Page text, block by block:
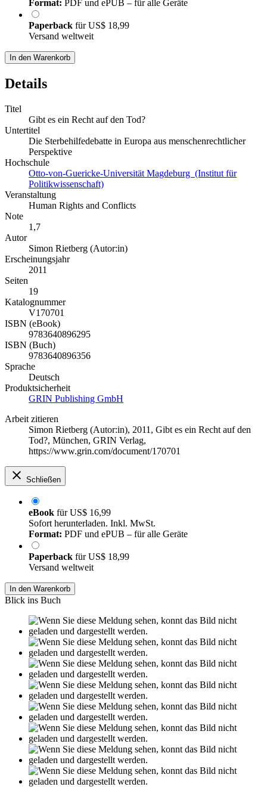
Format: PDF und ePUB – für alle Geräte
Paperback fürUS$ 18,99
Versand weltweit
In den Warenkorb
Details
Titel
Gibt es ein Recht auf den Tod?
Untertitel
Die Sterbehilfedebatte in Europa aus menschenrechtlicher
Perspektive
Hochschule
Otto-von-Guericke-Universität Magdeburg (Institut für
Politikwissenschaft)
Veranstaltung
Human Rights and Conflicts
Note
1,7
Autor
Simon Rietberg (Autor:in)
Erscheinungsjahr
2011
Seiten
19
Katalognummer
V170701
ISBN (eBook)
9783640896295
ISBN (Buch)
9783640896356
Sprache
Deutsch
Produktsicherheit
GRIN Publishing GmbH
Arbeit zitieren
Simon Rietberg (Autor:in), 2011, Gibt es ein Recht auf den
Tod?, München, GRIN Verlag,
https://www.grin.com/document/170701
Schließen
eBook fürUS$ 16,99
Sofort herunterladen. Inkl. MwSt.
Format: PDF und ePUB – für alle Geräte
Paperback fürUS$ 18,99
Versand weltweit
In den Warenkorb
Blick ins Buch
Leseprobe aus 19 Seiten
Grin.com
Versand
Kontakt
Datenschutz